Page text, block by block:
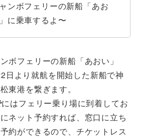
ンボフェリーの新船「あお
に乗車するよ〜
ボフェリーの新船「あおい」
日より就航を開始した新船で神
東港を繋ぎます。
にはフェリー乗り場に到着してお
ネット予約すれば、窓口に立ち
約ができるので、チケットレス